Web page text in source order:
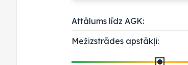
Attālums līdz AGK:
Mežizstrādes apstākļi: